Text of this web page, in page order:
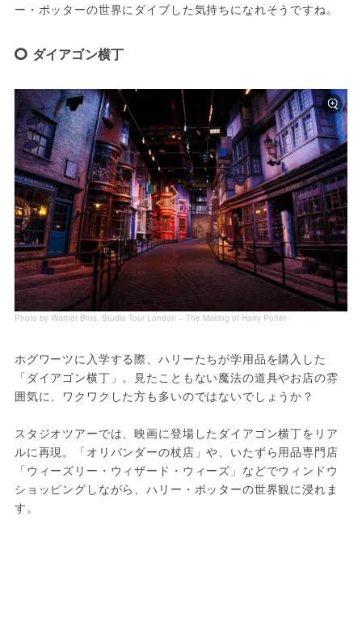
ー・ポッターの世界にダイブした気持ちになれそうですね。
ダイアゴン横丁
Photo by Warner Bros. Studio Tour London – The Making of Harry Potter
ホグワーツに入学する際、ハリーたちが学用品を購入した
「ダイアゴン横丁」。見たこともない魔法の道具やお店の雰
囲気に、ワクワクした方も多いのではないでしょうか？
スタジオツアーでは、映画に登場したダイアゴン横丁をリア
ルに再現。「オリバンダーの杖店」や、いたずら用品専門店
「ウィーズリー・ウィザード・ウィーズ」などでウィンドウ
ショッピングしながら、ハリー・ポッターの世界観に浸れま
す。